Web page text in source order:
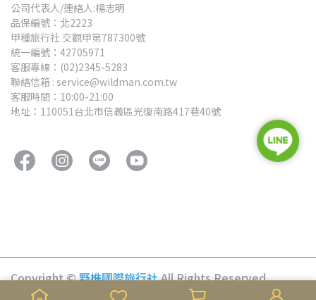
公司代表人/連絡人:楊志明
品保編號：北2223
甲種旅行社 交觀甲第787300號
統一編號：42705971
客服專線：(02)2345-5283
聯絡信箱 : service@wildman.com.tw
客服時間：10:00-21:00
地址：110051台北市信義區光復南路417巷40號
Copyright ©野樵國際旅行社All Rights Reserved.
Designed by
麗倫科技行銷部維護管理